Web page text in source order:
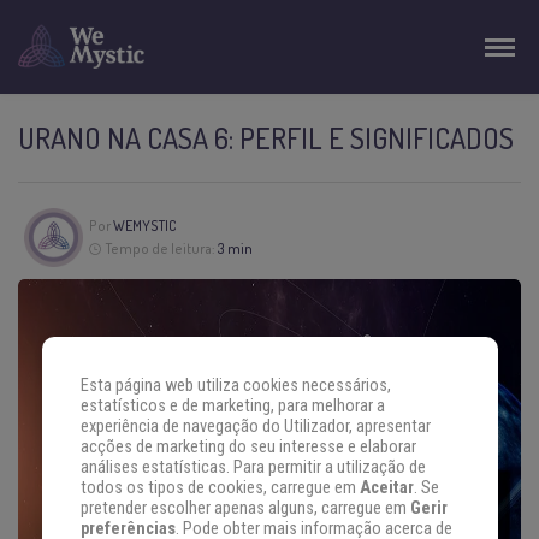
URANO NA CASA 6: PERFIL E SIGNIFICADOS
PorWEMYSTIC
Tempo de leitura: 3 min
Esta página web utiliza cookies necessários,
estatísticos e de marketing, para melhorar a
experiência de navegação do Utilizador, apresentar
acções de marketing do seu interesse e elaborar
análises estatísticas. Para permitir a utilização de
todos os tipos de cookies, carregue em Aceitar. Se
pretender escolher apenas alguns, carregue em Gerir
preferências. Pode obter mais informação acerca de